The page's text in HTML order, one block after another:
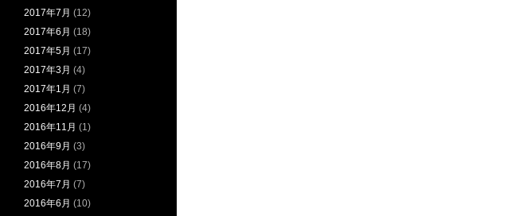
2017年7月 (12)
2017年6月 (18)
2017年5月 (17)
2017年3月 (4)
2017年1月 (7)
2016年12月 (4)
2016年11月 (1)
2016年9月 (3)
2016年8月 (17)
2016年7月 (7)
2016年6月 (10)